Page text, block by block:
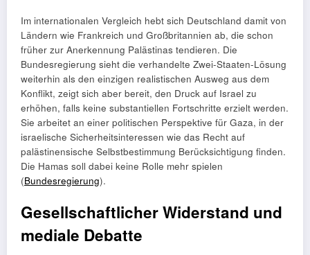
Im internationalen Vergleich hebt sich Deutschland damit von
Ländern wie Frankreich und Großbritannien ab, die schon
früher zur Anerkennung Palästinas tendieren. Die
Bundesregierung sieht die verhandelte Zwei-Staaten-Lösung
weiterhin als den einzigen realistischen Ausweg aus dem
Konflikt, zeigt sich aber bereit, den Druck auf Israel zu
erhöhen, falls keine substantiellen Fortschritte erzielt werden.
Sie arbeitet an einer politischen Perspektive für Gaza, in der
israelische Sicherheitsinteressen wie das Recht auf
palästinensische Selbstbestimmung Berücksichtigung finden.
Die Hamas soll dabei keine Rolle mehr spielen
(Bundesregierung).
Gesellschaftlicher Widerstand und
mediale Debatte